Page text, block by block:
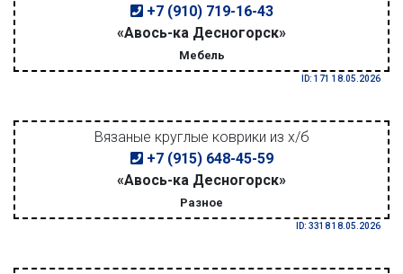
+7 (910) 719-16-43
«Авось-ка Десногорск»
Мебель
ID: 171 18.05.2026
Вязаные круглые коврики из х/б
+7 (915) 648-45-59
«Авось-ка Десногорск»
Разное
ID: 3318 18.05.2026